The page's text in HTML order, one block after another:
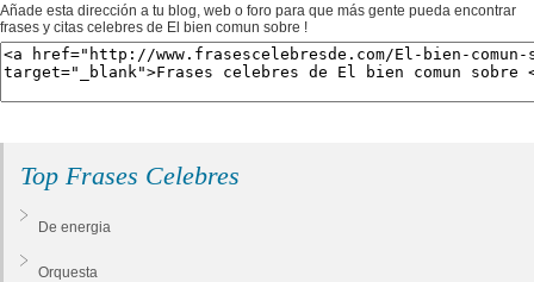
Añade esta dirección a tu blog, web o foro para que más gente pueda encontrar
frases y citas celebres de El bien comun sobre !
Top Frases Celebres
De energia
Orquesta